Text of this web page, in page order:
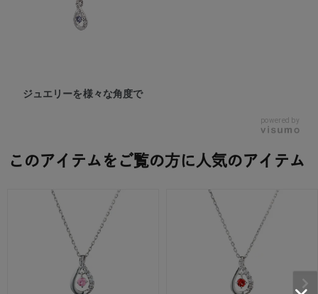
ジュエリーを様々な角度で
powered by
このアイテムをご覧の方に人気のアイテム